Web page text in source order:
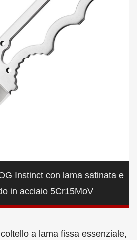
Instinct con lama satinata e
in acciaio 5Cr15MoV
a lama fissa essenziale,